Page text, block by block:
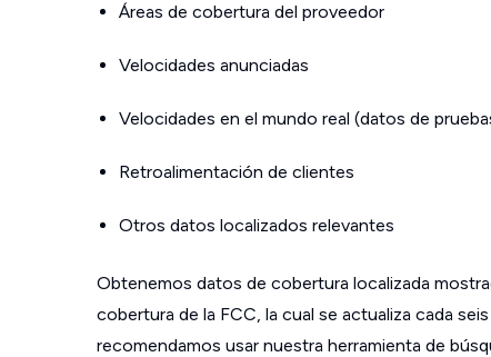
Áreas de cobertura del proveedor
Velocidades anunciadas
Velocidades en el mundo real (datos de
Retroalimentación de clientes
Otros datos localizados relevantes
Obtenemos datos de cobertura localizada
cobertura de la FCC, la cual se actualiza cada
recomendamos usar nuestra herramienta de